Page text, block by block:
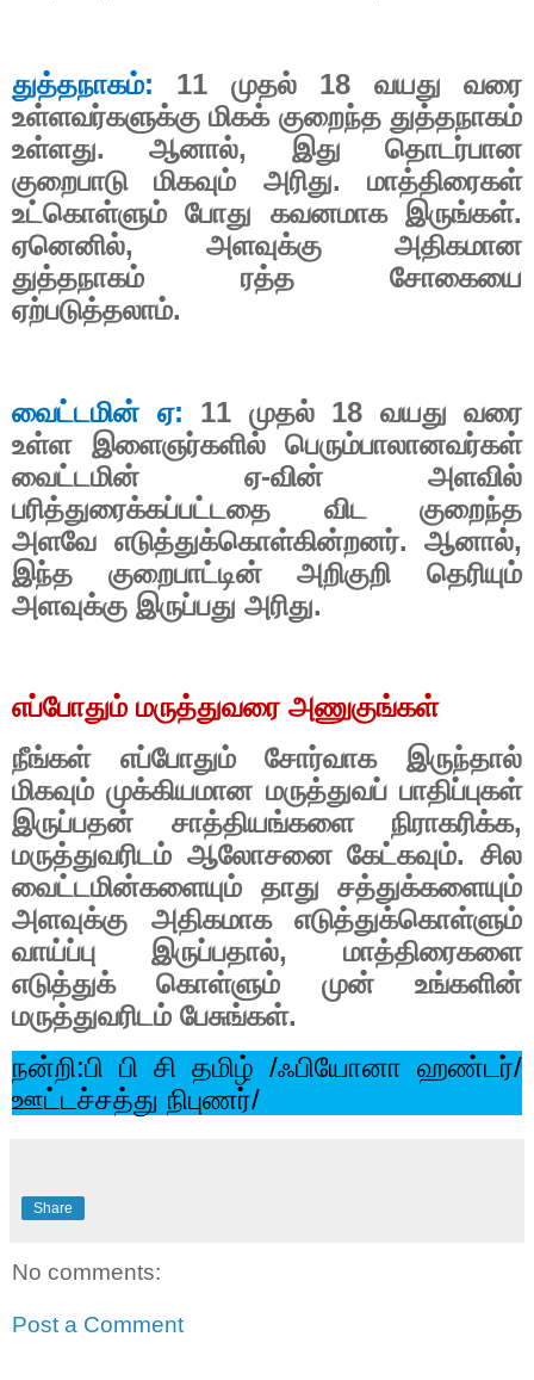
துத்தநாகம்: 11 முதல் 18 வயது வரை
உள்ளவர்களுக்கு மிகக் குறைந்த துத்தநாகம்
உள்ளது. ஆனால், இது தொடர்பான
குறைபாடு மிகவும் அரிது. மாத்திரைகள்
உட்கொள்ளும் போது கவனமாக இருங்கள்.
ஏனெனில், அளவுக்கு அதிகமான
துத்தநாகம் ரத்த சோகையை
ஏற்படுத்தலாம்.
வைட்டமின் ஏ: 11 முதல் 18 வயது வரை
உள்ள இளைஞர்களில் பெரும்பாலானவர்கள்
வைட்டமின் ஏ-வின் அளவில்
பரித்துரைக்கப்பட்டதை விட குறைந்த
அளவே எடுத்துக்கொள்கின்றனர். ஆனால்,
இந்த குறைபாட்டின் அறிகுறி தெரியும்
அளவுக்கு இருப்பது அரிது.
எப்போதும் மருத்துவரை அணுகுங்கள்
நீங்கள் எப்போதும் சோர்வாக இருந்தால்
மிகவும் முக்கியமான மருத்துவப் பாதிப்புகள்
இருப்பதன் சாத்தியங்களை நிராகரிக்க,
மருத்துவரிடம் ஆலோசனை கேட்கவும். சில
வைட்டமின்களையும் தாது சத்துக்களையும்
அளவுக்கு அதிகமாக எடுத்துக்கொள்ளும்
வாய்ப்பு இருப்பதால், மாத்திரைகளை
எடுத்துக் கொள்ளும் முன் உங்களின்
மருத்துவரிடம் பேசுங்கள்.
நன்றி:பி பி சி தமிழ் /ஃபியோனா ஹண்டர்/
ஊட்டச்சத்து நிபுணர்/
Share
No comments:
Post a Comment